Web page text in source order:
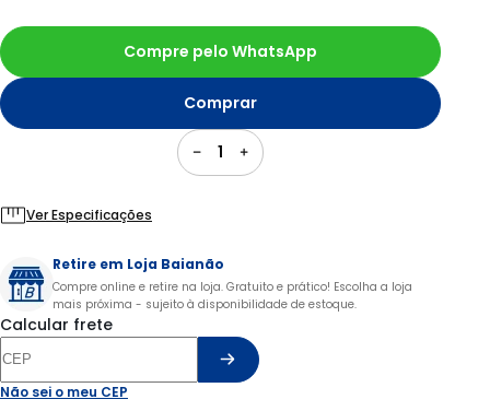
1
Comprar
Compre pelo WhatsApp
Ver Especificações
Retire em Loja Baianão
Compre online e retire na loja. Gratuito e prático! Escolha a loja
mais próxima - sujeito à disponibilidade de estoque.
Calcular frete
Não sei o meu CEP